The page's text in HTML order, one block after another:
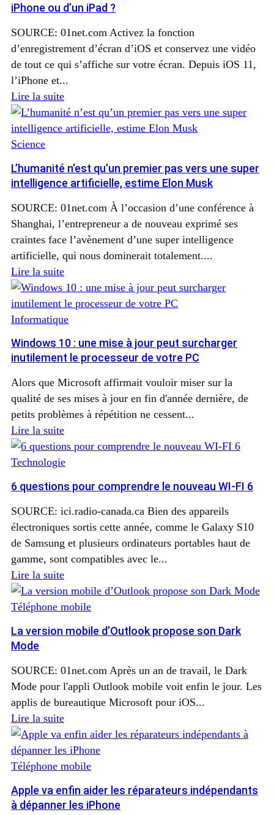
iPhone ou d’un iPad ?
SOURCE: 01net.com Activez la fonction
d’enregistrement d’écran d’iOS et conservez une vidéo
de tout ce qui s’affiche sur votre écran. Depuis iOS 11,
l’iPhone et...
Lire la suite
Science
L’humanité n’est qu’un premier pas vers une super
intelligence artificielle, estime Elon Musk
SOURCE: 01net.com À l’occasion d’une conférence à
Shanghai, l’entrepreneur a de nouveau exprimé ses
craintes face l’avènement d’une super intelligence
artificielle, qui nous dominerait totalement....
Lire la suite
Informatique
Windows 10 : une mise à jour peut surcharger
inutilement le processeur de votre PC
Alors que Microsoft affirmait vouloir miser sur la
qualité de ses mises à jour en fin d'année dernière, de
petits problèmes à répétition ne cessent...
Lire la suite
Technologie
6 questions pour comprendre le nouveau WI-FI 6
SOURCE: ici.radio-canada.ca Bien des appareils
électroniques sortis cette année, comme le Galaxy S10
de Samsung et plusieurs ordinateurs portables haut de
gamme, sont compatibles avec le...
Lire la suite
Téléphone mobile
La version mobile d’Outlook propose son Dark
Mode
SOURCE: 01net.com Après un an de travail, le Dark
Mode pour l'appli Outlook mobile voit enfin le jour. Les
applis de bureautique Microsoft pour iOS...
Lire la suite
Téléphone mobile
Apple va enfin aider les réparateurs indépendants
à dépanner les iPhone